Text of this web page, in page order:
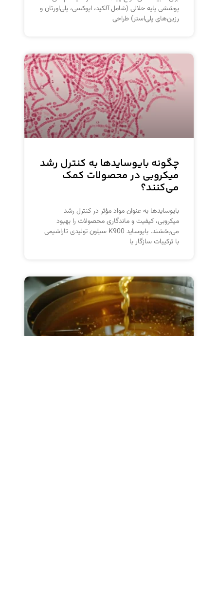
پوششی پایه حلالی (شامل آلکید، اپوکسی، پلی‌اورتان و
رزین‌های پلی‌استر) طراحی
چگونه بایوسایدها به کنترل رشد
میکروبی در محصولات کمک
می‌کنند؟
بایوسایدها به عنوان مواد مؤثر در کنترل رشد
میکروبی، کیفیت و ماندگاری محصولات را بهبود
می‌بخشند. بایوساید K900 سیلون تولیدی تاراشیمی
با ترکیبات سازگار با